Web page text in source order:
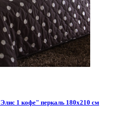
1 кофе" перкаль 180х210 см